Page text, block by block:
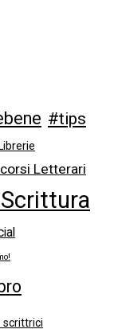
#tips
Letterari
scrittrici